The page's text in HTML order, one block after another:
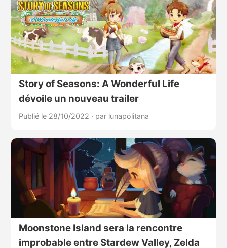
Story of Seasons: A Wonderful Life
dévoile un nouveau trailer
Publié le 28/10/2022 · par lunapolitana
Moonstone Island sera la rencontre
improbable entre Stardew Valley, Zelda